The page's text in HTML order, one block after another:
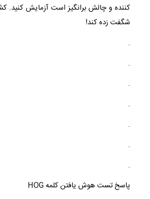
کننده و چالش برانگیز است آزمایش کنید.
شگفت زده کند!
.
.
.
.
.
.
.
پاسخ تست هوش یافتن کلمه HOG